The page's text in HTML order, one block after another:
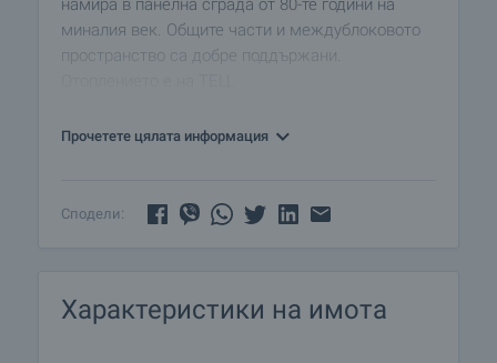
намира в панелна сграда от 80-те години на
миналия век. Общите части и междублоковото
пространство са добре поддържани.
Апартаментът е разположен на четвърти от
района. Имотът се предлага завършен, като
• оборудвана баня с тоалетна и тоалетна за
Прочетете цялата информация
Сподели:
Характеристики на имота